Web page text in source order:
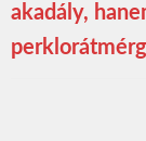
akadály,